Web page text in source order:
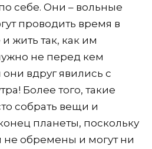
себе. Они – вольные
проводить время в
жить так, как им
не перед кем
они вдруг явились с
Более того, такие
собрать вещи и
планеты, поскольку
обремены и могут ни